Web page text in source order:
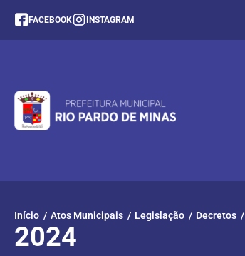
FACEBOOK
facebook INSTAGRAM
instagram
Início / Atos Municipais / Legislação / Decretos /
2024